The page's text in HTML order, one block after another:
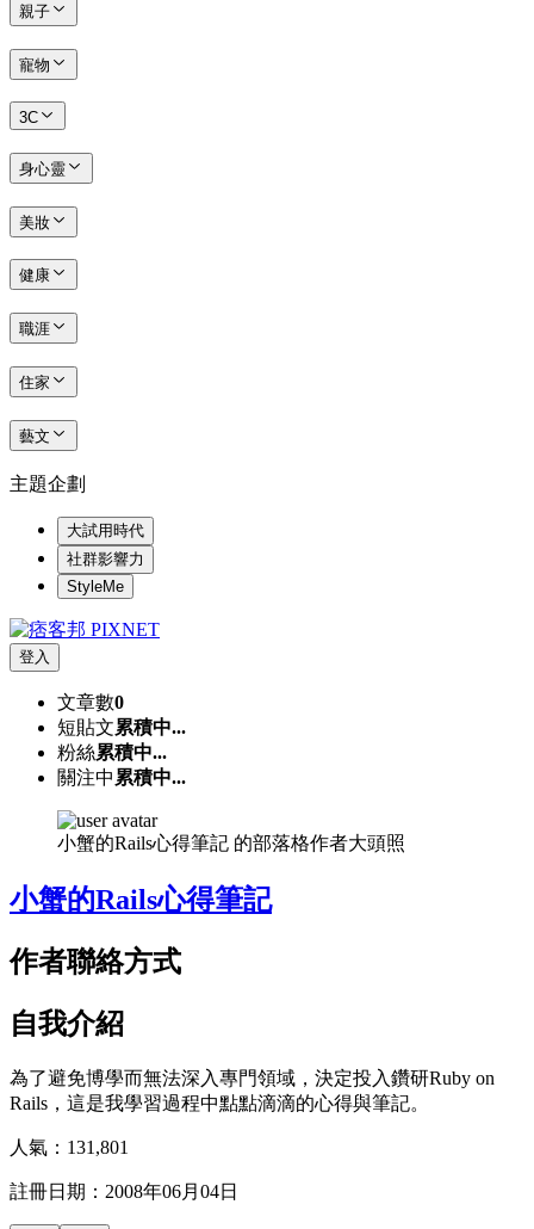
親子
寵物
3C
身心靈
美妝
健康
職涯
住家
藝文
主題企劃
大試用時代
社群影響力
StyleMe
登入
文章數0
短貼文累積中...
粉絲累積中...
關注中 累積中...
小蟹的Rails心得筆記 的部落格作者大頭照
小蟹的Rails心得筆記
作者聯絡方式
自我介紹
為了避免博學而無法深入專門領域，決定投入鑽研Ruby on
Rails，這是我學習過程中點點滴滴的心得與筆記。
人氣： 131,801
註冊日期： 2008年06月04日